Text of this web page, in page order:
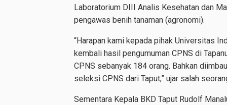
Laboratorium DIII Analis Kesehatan dan
pengawas benih tanaman (agronomi).
“Harapan kami kepada pihak Universitas
kembali hasil pengumuman CPNS di
CPNS sebanyak 184 orang. Bahkan
seleksi CPNS dari Taput,” ujar salah
Sementara Kepala BKD Taput Rudolf